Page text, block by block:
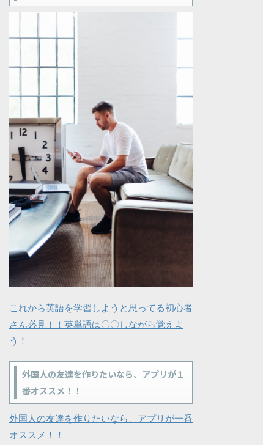
これから英語を学習しようと思ってる初心者
さん必見！！英単語は〇〇しながら覚えよ
う！
外国人の友達を作りたいなら、アプリが１
番オススメ！！
外国人の友達を作りたいなら、アプリが一番
オススメ！！